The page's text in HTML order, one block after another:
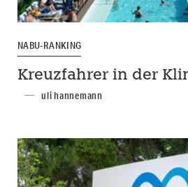
NABU-RANKING
Kreuzfahrer in der
uli hannemann